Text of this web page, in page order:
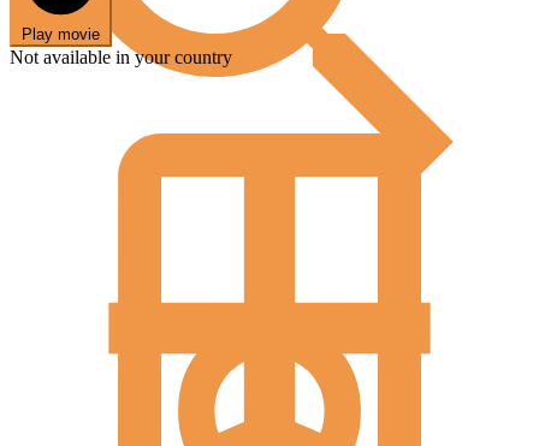
Play movie
Not available in your country